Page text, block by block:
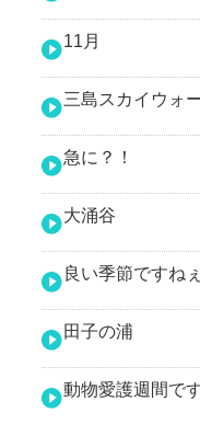
11月
三島スカイウォ
急に？！
大涌谷
良い季節ですねぇ
田子の浦
動物愛護週間で